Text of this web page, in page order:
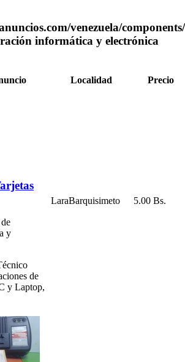
informática y electrónica
Localidad Precio
y
de
y Laptop,
LaraBarquisimeto 5.00 Bs.